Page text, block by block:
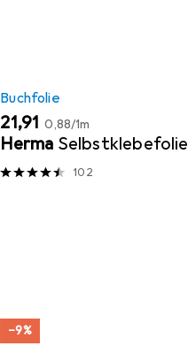
Buchfolie
EUR
21,91 EUR
0,88/1m
Herma Selbstklebefolie
102
−9%